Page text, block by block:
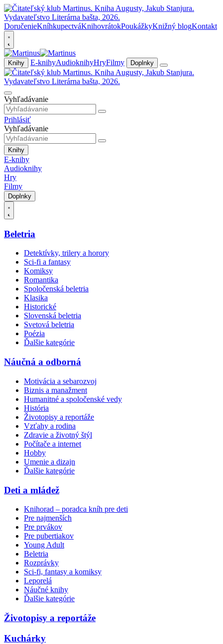
DoručenieKníhkupectváKnihovrátokPoukážkyKnižný blogKontakt
Knihy E-knihyAudioknihyHryFilmy Doplnky
Vyhľadávanie
Prihlásiť
Vyhľadávanie
Knihy
E-knihy
Audioknihy
Hry
Filmy
Doplnky
Beletria
Detektívky, trilery a horory
Sci-fi a fantasy
Komiksy
Romantika
Spoločenská beletria
Klasika
Historické
Slovenská beletria
Svetová beletria
Poézia
Ďalšie kategórie
Náučná a odborná
Motivácia a sebarozvoj
Biznis a manažment
Humanitné a spoločenské vedy
História
Životopisy a reportáže
Vzťahy a rodina
Zdravie a životný štýl
Počítače a internet
Hobby
Umenie a dizajn
Ďalšie kategórie
Deti a mládež
Knihorad – poradca kníh pre deti
Pre najmenších
Pre prvákov
Pre pubertiakov
Young Adult
Beletria
Rozprávky
Sci-fi, fantasy a komiksy
Leporelá
Náučné knihy
Ďalšie kategórie
Životopisy a reportáže
Kuchárky